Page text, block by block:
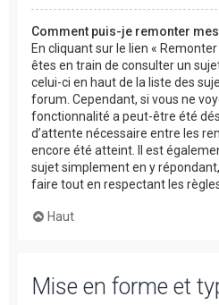
Comment puis-je remonter
En cliquant sur le lien «
êtes en train de consulter un
celui-ci en haut de la liste des
forum. Cependant, si vous ne
fonctionnalité a peut-être été
d’attente nécessaire entre les
encore été atteint. Il est
sujet simplement en y
faire tout en respectant les
Haut
Mise en forme et